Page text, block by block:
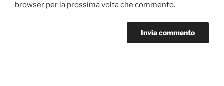
browser per la prossima volta che commento.